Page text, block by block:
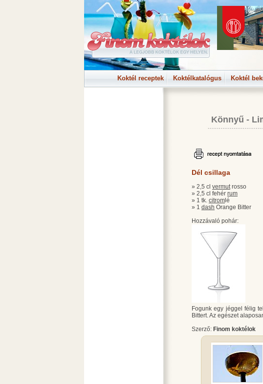
Koktél receptek Koktélkatalógus Koktél
Könnyű -
Dél csillaga
» 2,5 cl vermutrosso
» 2,5 cl fehér rum
» 1 tk. citrom lé
» 1 dash Orange Bitter
Hozzávaló pohár:
Fogunk egy jéggel félig
Bittert. Az egészet
Szerző: Finom koktélok